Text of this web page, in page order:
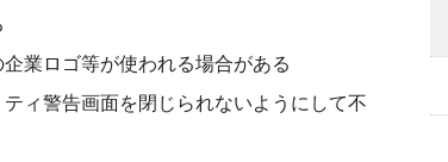
業ロゴ等が使われる場合がある
ィ警告画面を閉じられないようにして不